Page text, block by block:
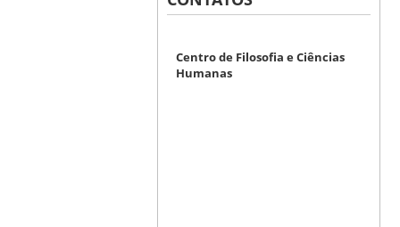
Centro de Filosofia e Ciências
Humanas